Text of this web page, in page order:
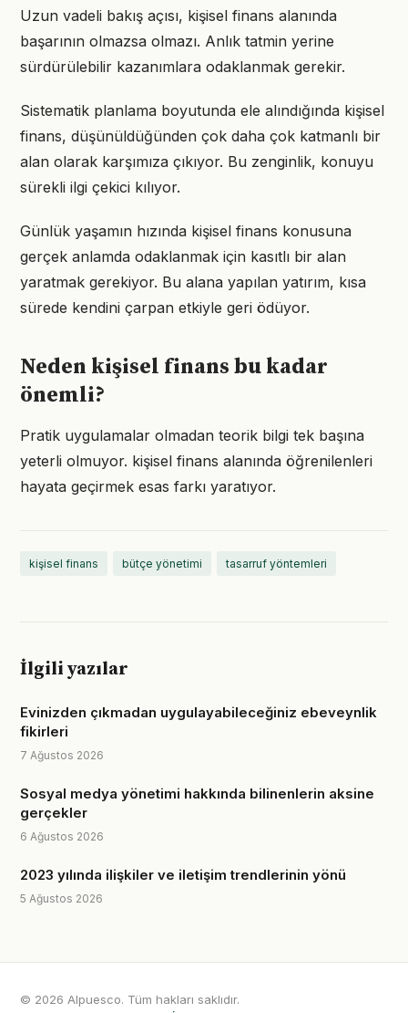
Uzun vadeli bakış açısı, kişisel finans alanında
başarının olmazsa olmazı. Anlık tatmin yerine
sürdürülebilir kazanımlara odaklanmak gerekir.
Sistematik planlama boyutunda ele alındığında kişisel
finans, düşünüldüğünden çok daha çok katmanlı bir
alan olarak karşımıza çıkıyor. Bu zenginlik, konuyu
sürekli ilgi çekici kılıyor.
Günlük yaşamın hızında kişisel finans konusuna
gerçek anlamda odaklanmak için kasıtlı bir alan
yaratmak gerekiyor. Bu alana yapılan yatırım, kısa
sürede kendini çarpan etkiyle geri ödüyor.
Neden kişisel finans bu kadar
önemli?
Pratik uygulamalar olmadan teorik bilgi tek başına
yeterli olmuyor. kişisel finans alanında öğrenilenleri
hayata geçirmek esas farkı yaratıyor.
kişisel finans bütçe yönetimi tasarruf yöntemleri
İlgili yazılar
Evinizden çıkmadan uygulayabileceğiniz ebeveynlik
fikirleri
7 Ağustos 2026
Sosyal medya yönetimi hakkında bilinenlerin aksine
gerçekler
6 Ağustos 2026
2023 yılında ilişkiler ve iletişim trendlerinin yönü
5 Ağustos 2026
© 2026 Alpuesco. Tüm hakları saklıdır.